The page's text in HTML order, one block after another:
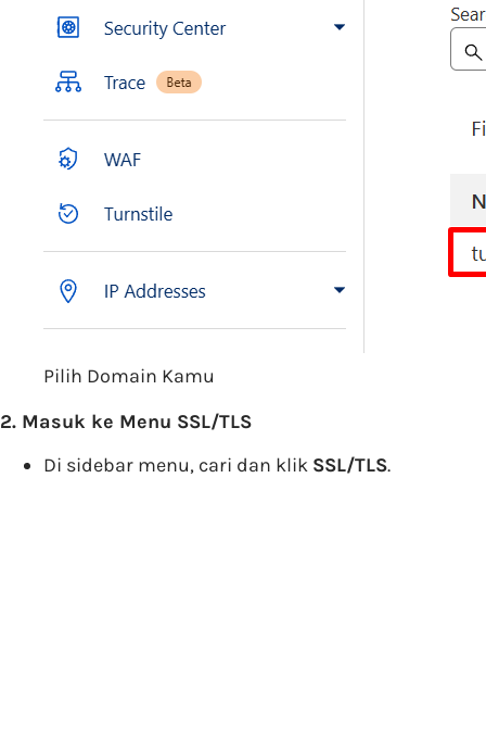
Pilih Domain Kamu
2. Masuk ke Menu SSL/TLS
Di sidebar menu, cari dan klik SSL/TLS.